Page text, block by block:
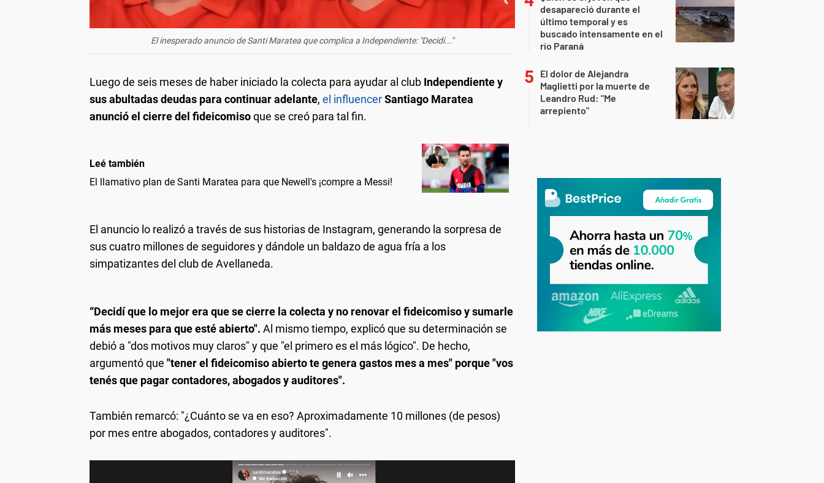
El inesperado anuncio de Santi Maratea que complica a Independiente: "Decidí..."
Luego de seis meses de haber iniciado la colecta para ayudar al club Independiente y
sus abultadas deudas para continuar adelante, el influencerSantiago Maratea
anunció el cierre del fideicomisoque se creó para tal fin.
Leé también
El llamativo plan de Santi Maratea para que Newell's ¡compre a Messi!
El anuncio lo realizó a través de sus historias de Instagram, generando la sorpresa de
sus cuatro millones de seguidores y dándole un baldazo de agua fría a los
simpatizantes del club de Avellaneda.
“Decidí que lo mejor era que se cierre la colecta y no renovar el fideicomiso y sumarle
más meses para que esté abierto". Al mismo tiempo, explicó que su determinación se
debió a "dos motivos muy claros" y que "el primero es el más lógico". De hecho,
argumentó que "tener el fideicomiso abierto te genera gastos mes a mes" porque "vos
tenés que pagar contadores, abogados y auditores".
También remarcó: "¿Cuánto se va en eso? Aproximadamente 10 millones (de pesos)
por mes entre abogados, contadores y auditores".
desapareció durante el
último temporal y es
buscado intensamente en el
río Paraná
El dolor de Alejandra
Maglietti por la muerte de
Leandro Rud: "Me
arrepiento"